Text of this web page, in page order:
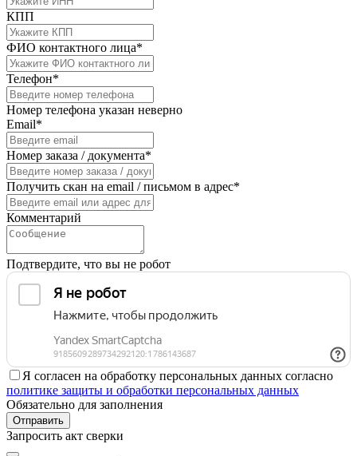
КПП
ФИО контактного лица*
Телефон*
Номер телефона указан неверно
Email*
Номер заказа / документа*
Получить скан на email / письмом в адрес*
Комментарий
Подтвердите, что вы не робот
Я согласен на обработку персональных данных согласно
политике защиты и обработки персональных данных
Обязательно для заполнения
Отправить
Запросить акт сверки